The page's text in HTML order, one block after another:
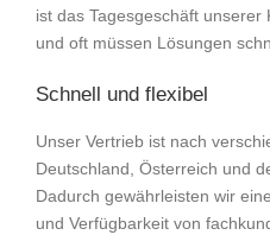
ist das Tagesgeschäft
und oft müssen Lösungen
Schnell und flexibel
Unser Vertrieb ist nach
Deutschland, Österreich und
Dadurch gewährleisten wir
und Verfügbarkeit von